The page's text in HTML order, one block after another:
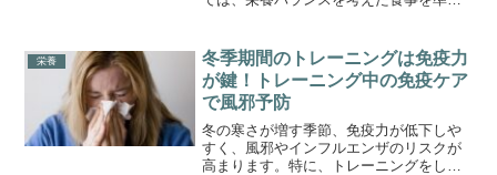
軽に買える食事が非常に便利です。しか
し、コンビニでの食事は選...
栄養
冬季期間のトレーニングは免疫力
が鍵！トレーニング中の免疫ケア
で風邪予防
冬の寒さが増す季節、免疫力が低下しや
すく、風邪やインフルエンザのリスクが
高まります。特に、トレーニングをして